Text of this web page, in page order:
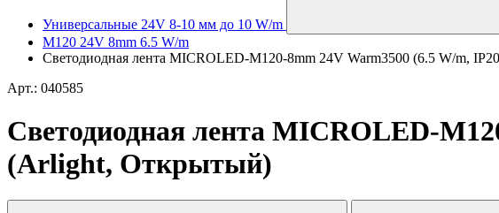
Универсальные 24V 8-10 мм до 10 W/m
M120 24V 8mm 6.5 W/m
Светодиодная лента MICROLED-M120-8mm 24V Warm3500 (6.5 W/m,
Арт.: 040585
Светодиодная лента MICROLED-
(Arlight, Открытый)